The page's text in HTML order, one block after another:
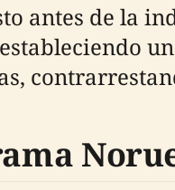
antes de la